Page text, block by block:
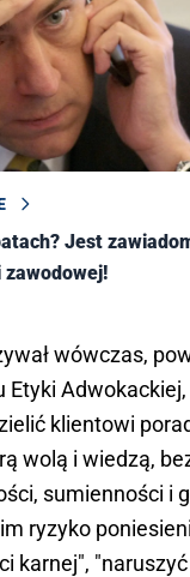
Jest
wówczas,
Etyki
klientowi
wolą i wiedzą,
sumienności i
ryzyko
karnej",